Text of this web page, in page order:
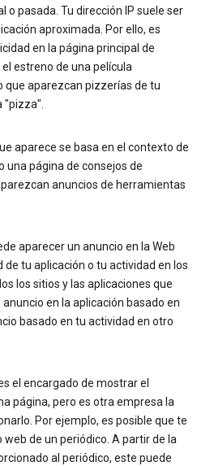
o pasada. Tu dirección IP suele ser
aproximada. Por ello, es
en la página principal de
estreno de una película
que aparezcan pizzerías de tu
"pizza".
aparece se basa en el contexto de
una página de consejos de
anuncios de herramientas
aparecer un anuncio en la Web
de tu aplicación o tu actividad en los
los sitios y las aplicaciones que
en la aplicación basado en
basado en tu actividad en otro
el encargado de mostrar el
página, pero es otra empresa la
Por ejemplo, es posible que te
web de un periódico. A partir de la
al periódico, este puede